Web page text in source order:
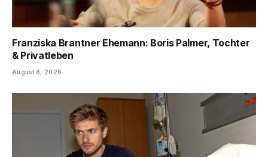
Franziska Brantner Ehemann: Boris Palmer, Tochter
& Privatleben
August 8, 2026